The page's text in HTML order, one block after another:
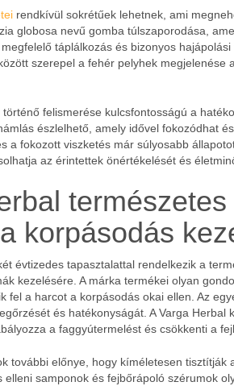
rendkívül sokrétűek lehetnek, ami
globosa nevű gomba túlszaporodása,
táplálkozás és bizonyos
szerepel a fehér pelyhek
felismerése kulcsfontosságú a
észlelhető, amely idővel fokozódhat
a fokozott viszketés már súlyosabb
az érintettek önértékelését és
korpásodás
évtizedes tapasztalattal rendelkezik a
kezelésére. A márka termékei olyan
fel a harcot a korpásodás okai ellen. Az
és hatékonyságát. A Varga
a faggyútermelést és csökkenti a
további előnye, hogy kíméletesen
elleni samponok és fejbőrápoló szérumok